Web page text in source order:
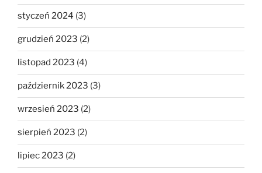
styczeń 2024 (3)
grudzień 2023 (2)
listopad 2023 (4)
październik 2023 (3)
wrzesień 2023 (2)
sierpień 2023 (2)
lipiec 2023 (2)